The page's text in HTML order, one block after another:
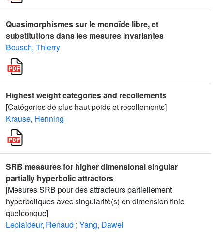
Quasimorphismes sur le monoïde libre, et
substitutions dans les mesures invariantes
Bousch, Thierry
Highest weight categories and recollements
[Catégories de plus haut poids et recollements]
Krause, Henning
SRB measures for higher dimensional singular
partially hyperbolic attractors
[Mesures SRB pour des attracteurs partiellement
hyperboliques avec singularité(s) en dimension finie
quelconque]
Leplaideur, Renaud ; Yang, Dawei